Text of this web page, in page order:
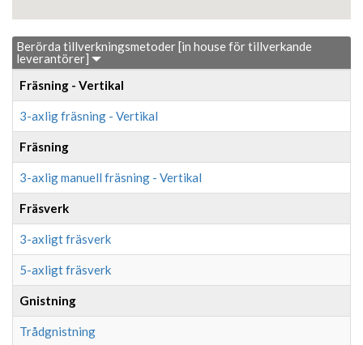
Berörda tillverkningsmetoder [in house för tillverkande
leverantörer]
Fräsning - Vertikal
3-axlig fräsning - Vertikal
Fräsning
3-axlig manuell fräsning - Vertikal
Fräsverk
3-axligt fräsverk
5-axligt fräsverk
Gnistning
Trådgnistning